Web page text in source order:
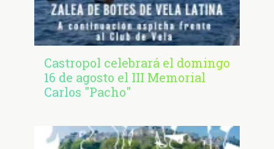
Castropol celebrará el domingo
16 de agosto el III Memorial
Carlos "Pacho"